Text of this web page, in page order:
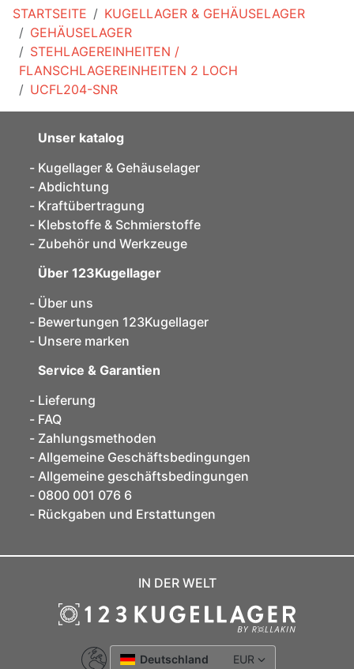
STARTSEITE
KUGELLAGER & GEHÄUSELAGER
GEHÄUSELAGER
STEHLAGEREINHEITEN /
FLANSCHLAGEREINHEITEN 2 LOCH
UCFL204-SNR
Unser katalog
Kugellager & Gehäuselager
Abdichtung
Kraftübertragung
Klebstoffe & Schmierstoffe
Zubehör und Werkzeuge
Über 123Kugellager
Über uns
Bewertungen 123Kugellager
Unsere marken
Service & Garantien
Lieferung
FAQ
Zahlungsmethoden
Allgemeine Geschäftsbedingungen
Allgemeine geschäftsbedingungen
0800 001 076 6
Rückgaben und Erstattungen
IN DER WELT
Deutschland EUR